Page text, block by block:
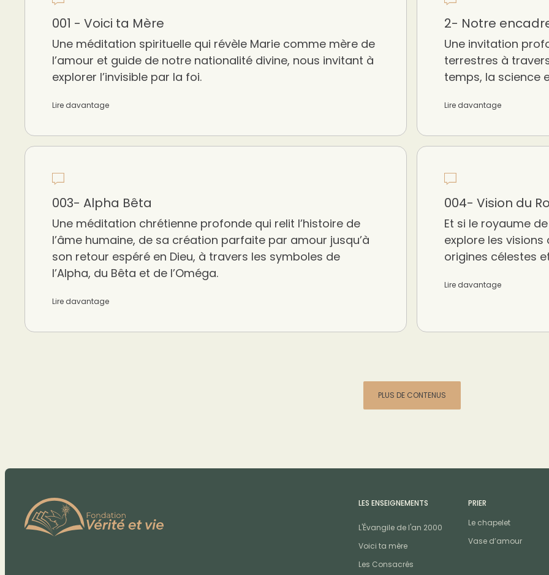
001 - Voici ta Mère
Une méditation spirituelle qui révèle Marie comme mère de
l’amour et guide de notre nationalité divine, nous invitant à
explorer l’invisible par la foi.
Lire davantage
2- Notre
Une invitation
terrestres à
temps, la science
Lire davantage
003- Alpha Bêta
Une méditation chrétienne profonde qui relit l’histoire de
l’âme humaine, de sa création parfaite par amour jusqu’à
son retour espéré en Dieu, à travers les symboles de
l’Alpha, du Bêta et de l’Oméga.
Lire davantage
004- Vision du
Et si le royaume
explore les visions
origines célestes
Lire davantage
PLUS DE CONTENUS
LES ENSEIGNEMENTS
L'Évangile de l'an 2000
Voici ta mère
Les Consacrés
PRIER
Le chapelet
Vase d’amour